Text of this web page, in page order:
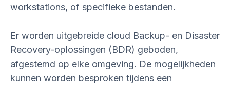
workstations, of specifieke bestanden.
Er worden uitgebreide cloud Backup- en Disaster
Recovery-oplossingen (BDR) geboden,
afgestemd op elke omgeving. De mogelijkheden
kunnen worden besproken tijdens een